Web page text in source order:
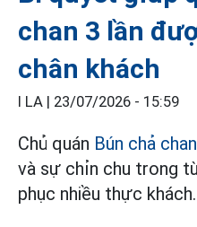
chan 3 lần
chân khách
I LA | 23/07/2026 - 15:59
Chủ quán Bún chả chan
và sự chỉn chu trong
phục nhiều thực khách.